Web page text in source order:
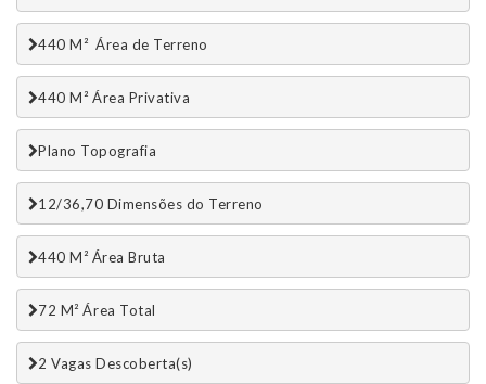
440 M²  Área de Terreno
440 M² Área Privativa
Plano Topografia
12/36,70 Dimensões do Terreno
440 M² Área Bruta
72 M² Área Total
2 Vagas Descoberta(s)